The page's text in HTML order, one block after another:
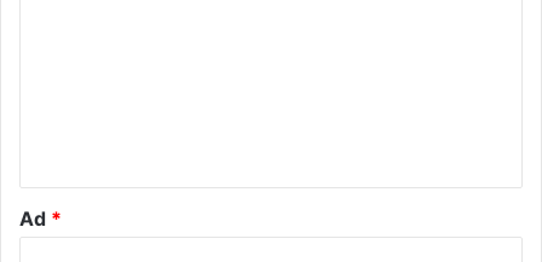
Ad *